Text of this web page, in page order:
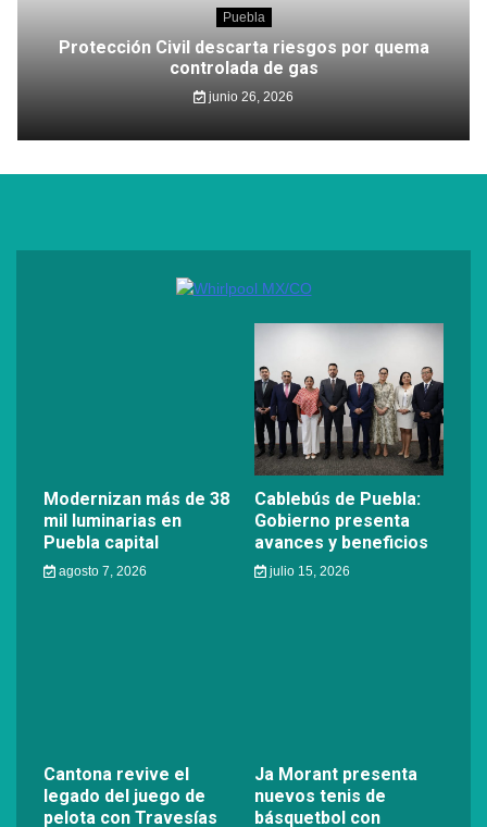
Puebla
Protección Civil descarta riesgos por quema
controlada de gas
junio 26, 2026
Modernizan más de 38
mil luminarias en
Puebla capital
agosto 7, 2026
Cablebús de Puebla:
Gobierno presenta
avances y beneficios
julio 15, 2026
Cantona revive el
legado del juego de
pelota con Travesías
Ja Morant presenta
nuevos tenis de
básquetbol con